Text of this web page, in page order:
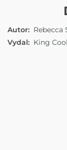
Autor: Rebecca
Vydal: King Cool